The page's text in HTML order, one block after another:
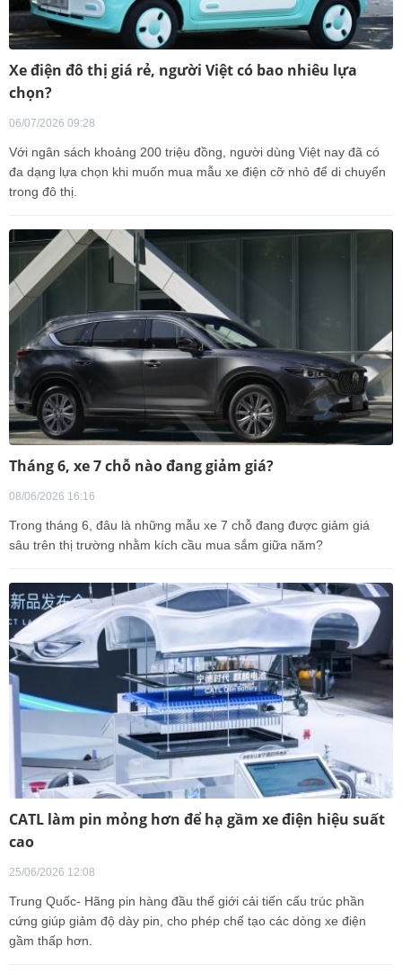
Xe điện đô thị giá rẻ, người Việt có bao nhiêu lựa
chọn?
06/07/2026 09:28
Với ngân sách khoảng 200 triệu đồng, người dùng Việt nay đã có
đa dạng lựa chọn khi muốn mua mẫu xe điện cỡ nhỏ để di chuyển
trong đô thị.
Tháng 6, xe 7 chỗ nào đang giảm giá?
08/06/2026 16:16
Trong tháng 6, đâu là những mẫu xe 7 chỗ đang được giảm giá
sâu trên thị trường nhằm kích cầu mua sắm giữa năm?
CATL làm pin mỏng hơn để hạ gầm xe điện hiệu suất
cao
25/06/2026 12:08
Trung Quốc- Hãng pin hàng đầu thế giới cải tiến cấu trúc phần
cứng giúp giảm độ dày pin, cho phép chế tạo các dòng xe điện
gầm thấp hơn.